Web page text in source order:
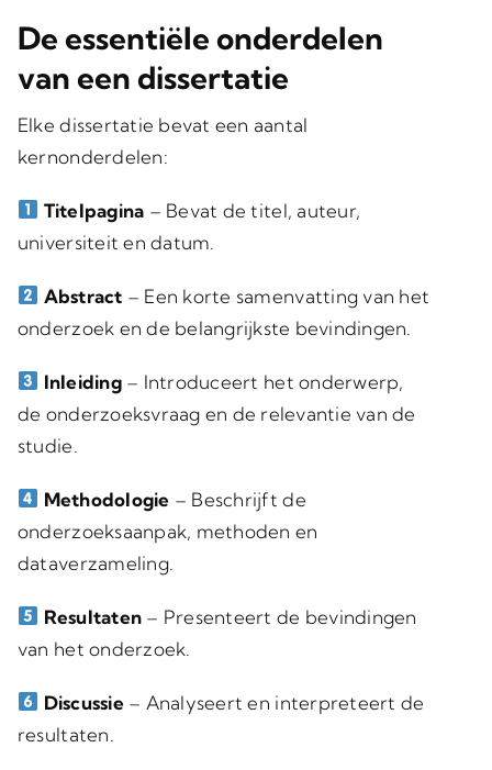
De essentiële onderdelen
van een dissertatie
Elke dissertatie bevat een aantal
kernonderdelen:
Titelpagina – Bevat de titel, auteur,
universiteit en datum.
Abstract – Een korte samenvatting van het
onderzoek en de belangrijkste bevindingen.
Inleiding– Introduceert het onderwerp,
de onderzoeksvraag en de relevantie van de
studie.
Methodologie – Beschrijft de
onderzoeksaanpak, methoden en
dataverzameling.
Resultaten – Presenteert de bevindingen
van het onderzoek.
Discussie – Analyseert en interpreteert de
resultaten.